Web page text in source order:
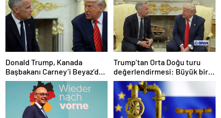
Donald Trump, Kanada
Başbakanı Carney’i Beyaz’da
ağırladı
Trump’tan Orta Doğu turu
değerlendirmesi: Büyük bir
duyuru yapacağız